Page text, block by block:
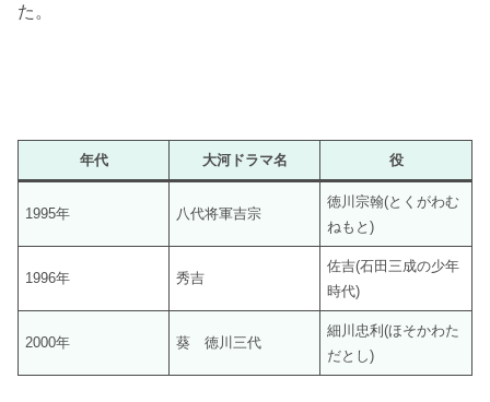
た。
年代 大河ドラマ名 役
1995年 八代将軍吉宗
徳川宗翰(とくがわむ
ねもと)
1996年 秀吉
佐吉(石田三成の少年
時代)
2000年 葵 徳川三代
細川忠利(ほそかわた
だとし)